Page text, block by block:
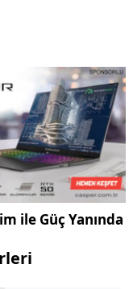
ile Güç Yanında